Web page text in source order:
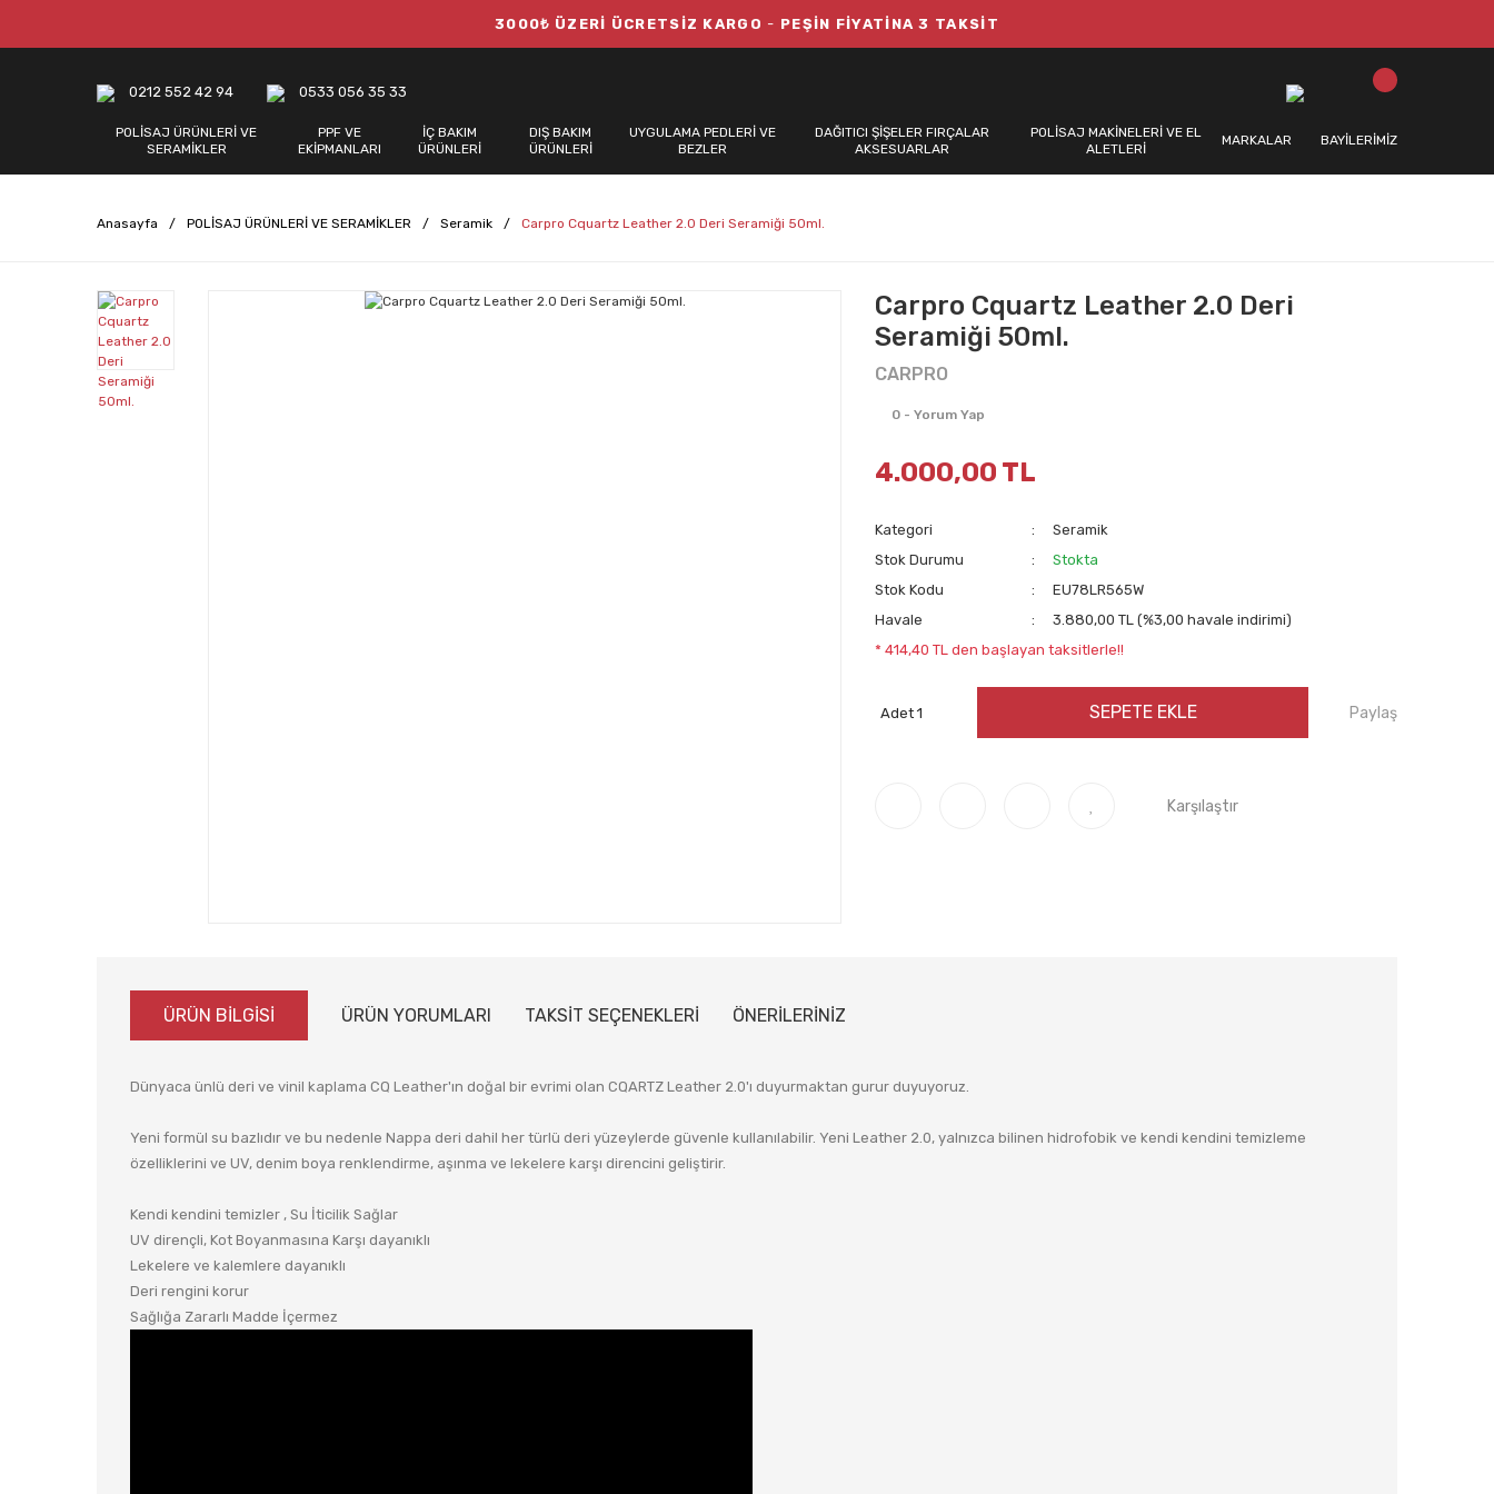
3000₺ ÜZERİ ÜCRETSİZ KARGO - PEŞİN FİYATİNA 3 TAKSİT
0212 552 42 94 0533 056 35 33
POLİSAJ ÜRÜNLERİ VE
SERAMİKLER
PPF VE
EKİPMANLARI
İÇ BAKIM
ÜRÜNLERİ
DIŞ BAKIM
ÜRÜNLERİ
UYGULAMA PEDLERİ VE
BEZLER
DAĞITICI ŞİŞELER FIRÇALAR
AKSESUARLAR
POLİSAJ MAKİNELERİ VE EL
ALETLERİ
MARKALAR BAYİLERİMİZ
Anasayfa POLİSAJ ÜRÜNLERİ VE SERAMİKLER Seramik Carpro Cquartz Leather 2.0 Deri Seramiği 50ml.
Carpro Cquartz Leather 2.0 Deri
Seramiği 50ml.
CARPRO
0 - Yorum Yap
4.000,00 TL
Kategori
Seramik
Stok Durumu
Stokta
Stok Kodu
EU78LR565W
Havale
3.880,00 TL (%3,00 havale indirimi)
* 414,40 TL den başlayan taksitlerle!!
SEPETE EKLE Paylaş
Karşılaştır
ÜRÜN BİLGİSİ ÜRÜN YORUMLARI TAKSİT SEÇENEKLERİ ÖNERİLERİNİZ
Dünyaca ünlü deri ve vinil kaplama CQ Leather'ın doğal bir evrimi olan CQARTZ Leather 2.0'ı duyurmaktan gurur duyuyoruz.
Yeni formül su bazlıdır ve bu nedenle Nappa deri dahil her türlü deri yüzeylerde güvenle kullanılabilir. Yeni Leather 2.0, yalnızca bilinen hidrofobik ve kendi kendini temizleme
özelliklerini ve UV, denim boya renklendirme, aşınma ve lekelere karşı direncini geliştirir.
Kendi kendini temizler , Su İticilik Sağlar
UV dirençli, Kot Boyanmasına Karşı dayanıklı
Lekelere ve kalemlere dayanıklı
Deri rengini korur
Sağlığa Zararlı Madde İçermez